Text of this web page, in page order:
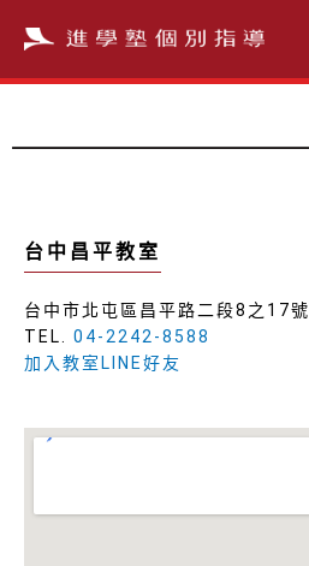
容
台中昌平教室
台中市北屯區昌平路二段8之17號
TEL. 04-2242-8588
加入教室LINE好友